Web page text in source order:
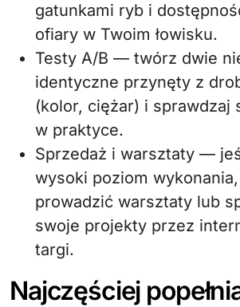
gatunkami ryb i
ofiary w Twoim łowisku.
Testy A/B — twórz dwie
identyczne przynęty z
(kolor, ciężar) i sprawdzaj
w praktyce.
Sprzedaż i warsztaty —
wysoki poziom
prowadzić warsztaty lub
swoje projekty przez
targi.
Najczęściej